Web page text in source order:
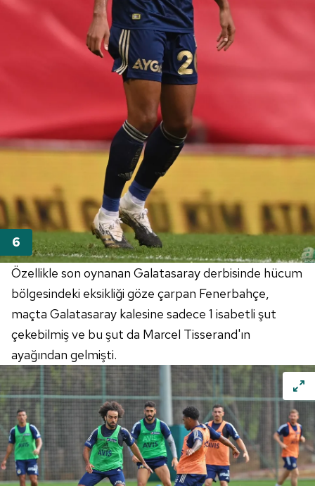
Özellikle son oynanan Galatasaray derbisinde hücum
bölgesindeki eksikliği göze çarpan Fenerbahçe,
maçta Galatasaray kalesine sadece 1 isabetli şut
çekebilmiş ve bu şut da Marcel Tisserand'ın
ayağından gelmişti.